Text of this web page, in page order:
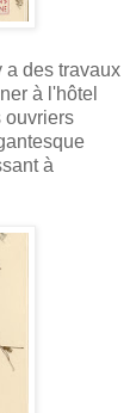
a des travaux
à l'hôtel
ouvriers
à